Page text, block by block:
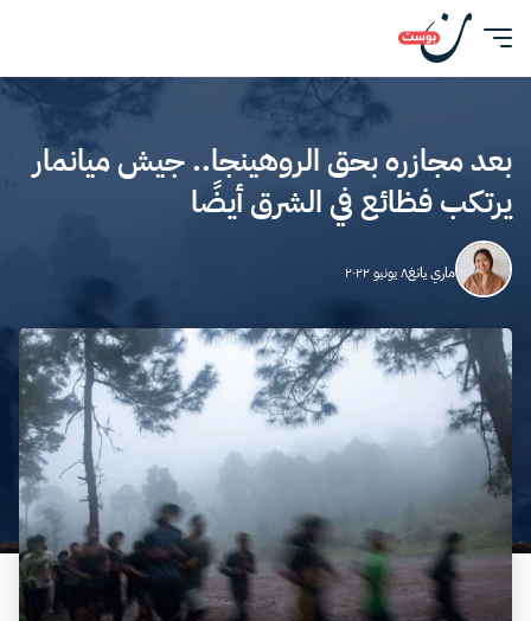
بعد مجازره بحق الروهينجا.. جيش ميانمار
يرتكب فظائع في الشرق أيضًا
ماري يانغ٨ يونيو ٢٠٢٢